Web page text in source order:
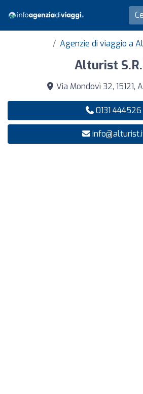
Agenzie di viaggio a
Alturist
Via Mondovì 32, 15121,
0131 444526